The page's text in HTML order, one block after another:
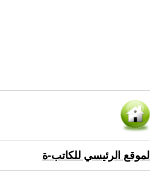
الموقع الرئيسي للكاتب-ة